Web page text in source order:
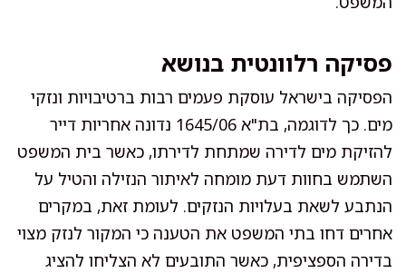
פסיקה רלוונטית בנושא
הפסיקה בישראל עוסקת פעמים רבות ברטיבויות ונזקי
מים. כך לדוגמה, בת"א 1645/06 נדונה אחריות דייר
להזיקת מים לדירה שמתחת לדירתו, כאשר בית המשפט
השתמש בחוות דעת מומחה לאיתור הנזילה והטיל על
הנתבע לשאת בעלויות הנזקים. לעומת זאת, במקרים
אחרים דחו בתי המשפט את הטענה כי המקור לנזק מצוי
בדירה הספציפית, כאשר התובעים לא הצליחו להציג